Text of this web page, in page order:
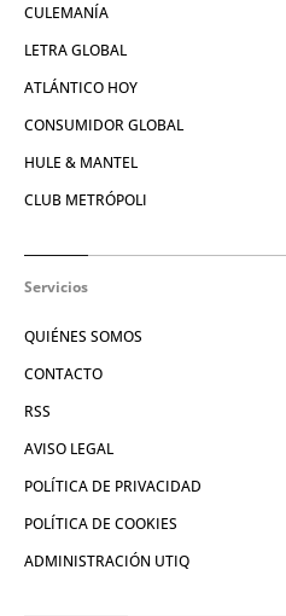
CULEMANÍA
LETRA GLOBAL
ATLÁNTICO HOY
CONSUMIDOR GLOBAL
HULE & MANTEL
CLUB METRÓPOLI
Servicios
QUIÉNES SOMOS
CONTACTO
RSS
AVISO LEGAL
POLÍTICA DE PRIVACIDAD
POLÍTICA DE COOKIES
ADMINISTRACIÓN UTIQ